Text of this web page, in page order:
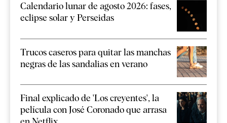
Calendario lunar de agosto 2026: fases,
eclipse solar y Perseidas
Trucos caseros para quitar las manchas
negras de las sandalias en verano
Final explicado de 'Los creyentes', la
película con José Coronado que arrasa